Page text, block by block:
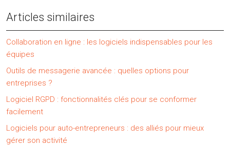
Articles similaires
Collaboration en ligne : les logiciels indispensables pour les
équipes
Outils de messagerie avancée : quelles options pour
entreprises ?
Logiciel RGPD : fonctionnalités clés pour se conformer
facilement
Logiciels pour auto-entrepreneurs : des alliés pour mieux
gérer son activité